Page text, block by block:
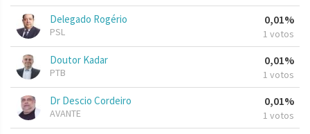
Delegado Rogério
PSL
0,01%
1 votos
Doutor Kadar
PTB
0,01%
1 votos
Dr Descio Cordeiro
AVANTE
0,01%
1 votos